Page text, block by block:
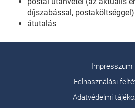
díjszabással, postaköltséggel)
átutalás
Impresszum
Felhasználási
Adatvédelmi